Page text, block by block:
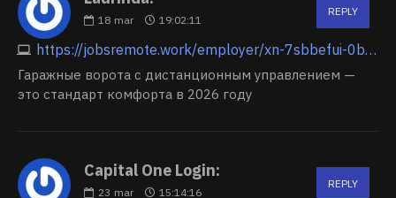
18 mar 19:02:11
https://jobsremote.work/employer/xn-7sbbefui-0bjjhazu
REPLY
Гаражные ворота с дистанционным управлением —
это стандарт комфорта в 2026 году
Capital One Login:
23 mar 15:14:16
REPLY